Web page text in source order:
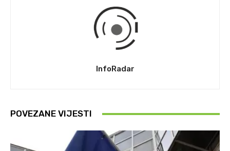
InfoRadar
POVEZANE VIJESTI